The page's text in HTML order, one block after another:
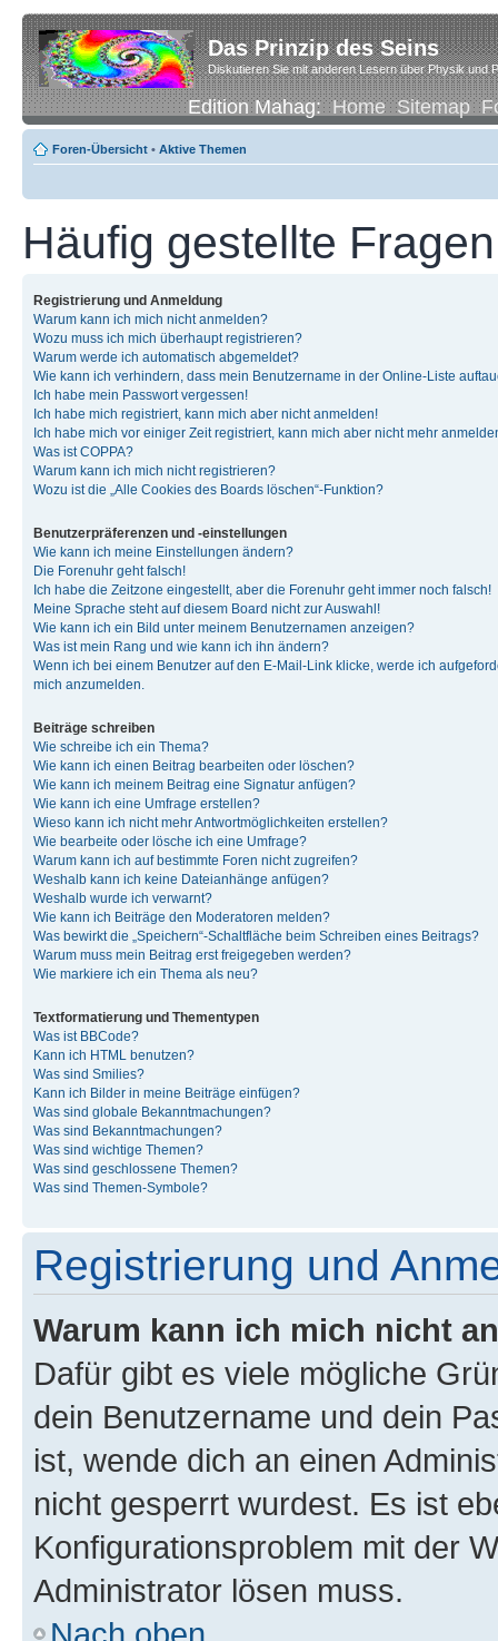
Das Prinzip des Seins
Diskutieren Sie mit anderen Lesern über Physik und
Edition Mahag:Home Sitemap
Foren-Übersicht • Aktive Themen
Häufig gestellte Fragen
Registrierung und Anmeldung
Warum kann ich mich nicht anmelden?
Wozu muss ich mich überhaupt registrieren?
Warum werde ich automatisch abgemeldet?
Wie kann ich verhindern, dass mein Benutzername in der Online-Liste
Ich habe mein Passwort vergessen!
Ich habe mich registriert, kann mich aber nicht anmelden!
Ich habe mich vor einiger Zeit registriert, kann mich aber nicht mehr
Was ist COPPA?
Warum kann ich mich nicht registrieren?
Wozu ist die „Alle Cookies des Boards löschen“-Funktion?
Benutzerpräferenzen und -einstellungen
Wie kann ich meine Einstellungen ändern?
Die Forenuhr geht falsch!
Ich habe die Zeitzone eingestellt, aber die Forenuhr geht immer noch falsch!
Meine Sprache steht auf diesem Board nicht zur Auswahl!
Wie kann ich ein Bild unter meinem Benutzernamen anzeigen?
Was ist mein Rang und wie kann ich ihn ändern?
Wenn ich bei einem Benutzer auf den E-Mail-Link klicke, werde ich
mich anzumelden.
Beiträge schreiben
Wie schreibe ich ein Thema?
Wie kann ich einen Beitrag bearbeiten oder löschen?
Wie kann ich meinem Beitrag eine Signatur anfügen?
Wie kann ich eine Umfrage erstellen?
Wieso kann ich nicht mehr Antwortmöglichkeiten erstellen?
Wie bearbeite oder lösche ich eine Umfrage?
Warum kann ich auf bestimmte Foren nicht zugreifen?
Weshalb kann ich keine Dateianhänge anfügen?
Weshalb wurde ich verwarnt?
Wie kann ich Beiträge den Moderatoren melden?
Was bewirkt die „Speichern“-Schaltfläche beim Schreiben eines Beitrags?
Warum muss mein Beitrag erst freigegeben werden?
Wie markiere ich ein Thema als neu?
Textformatierung und Thementypen
Was ist BBCode?
Kann ich HTML benutzen?
Was sind Smilies?
Kann ich Bilder in meine Beiträge einfügen?
Was sind globale Bekanntmachungen?
Was sind Bekanntmachungen?
Was sind wichtige Themen?
Was sind geschlossene Themen?
Was sind Themen-Symbole?
Registrierung und
Warum kann ich mich nicht
Dafür gibt es viele mögliche
dein Benutzername und dein
ist, wende dich an einen
nicht gesperrt wurdest. Es ist
Konfigurationsproblem mit der
Administrator lösen muss.
Nach oben